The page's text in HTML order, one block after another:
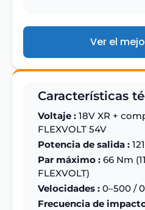
Ver el
Características
Voltaje : 18V XR +
FLEXVOLT 54V
Potencia de salida :
Par máximo : 66 Nm
FLEXVOLT)
Velocidades : 0–500 /
Frecuencia de